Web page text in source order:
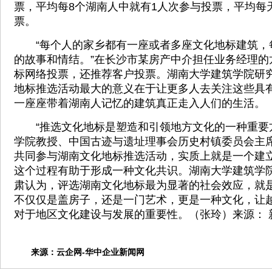
票，平均每8个湖南人中就有1人次参与投票，平均每
票。
“每个人的家乡都有一座或者多座文化地标建筑，
的故事和情结。”在长沙市某房产中介担任业务经理
标网络投票，还推荐客户投票。湖南大学建筑学院研
地标推选活动最大的意义在于让更多人去关注这些具
一座座带着湖南人记忆的建筑真正走入人们的生活。
“推选文化地标是塑造和引领地方文化的一种重要
学院教授、中国古迹与遗址理事会历史村镇委员会主
共同参与湖南文化地标推选活动，实质上就是一个建
这个过程有助于形成一种文化共识。湖南大学建筑学
肃认为，评选湖南文化地标最为显著的社会效应，就
不仅仅是盖房子，还是一门艺术，更是一种文化，让
对于地区文化建设与发展的重要性。（张玲）来源：
来源： 云企网-华中企业新闻网